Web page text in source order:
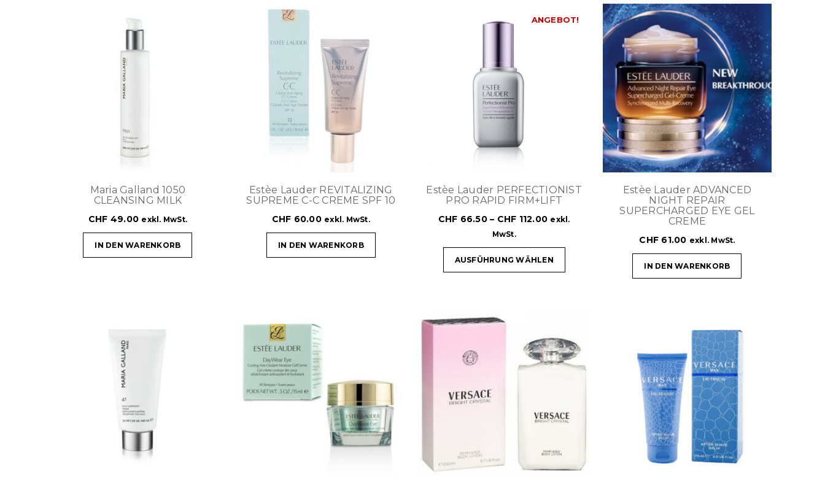
Maria Galland 1050
CLEANSING MILK
CHF 49.00 exkl. MwSt.
IN DEN WARENKORB
Estèe Lauder REVITALIZING
SUPREME C-C CREME SPF 10
CHF 60.00 exkl. MwSt.
IN DEN WARENKORB
ANGEBOT!
Estèe Lauder PERFECTIONIST
PRO RAPID FIRM+LIFT
CHF 66.50– CHF 112.00 exkl.
MwSt.
AUSFÜHRUNG WÄHLEN
Estèe Lauder ADVANCED
NIGHT REPAIR
SUPERCHARGED EYE GEL
CREME
CHF 61.00 exkl. MwSt.
IN DEN WARENKORB